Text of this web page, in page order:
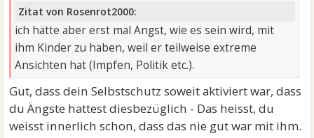
Zitat von Rosenrot2000:
ich hätte aber erst mal Angst, wie es sein wird, mit
ihm Kinder zu haben, weil er teilweise extreme
Ansichten hat (Impfen, Politik etc.).
Gut, dass dein Selbstschutz soweit aktiviert war, dass
du Ängste hattest diesbezüglich - Das heisst, du
weisst innerlich schon, dass das nie gut war mit ihm.